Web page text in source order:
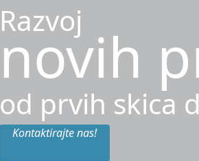
Razvoj
novih
od prvih skica
Kontaktirajte nas!